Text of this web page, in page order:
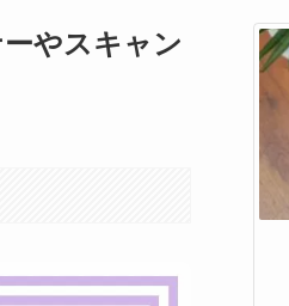
やスキャン